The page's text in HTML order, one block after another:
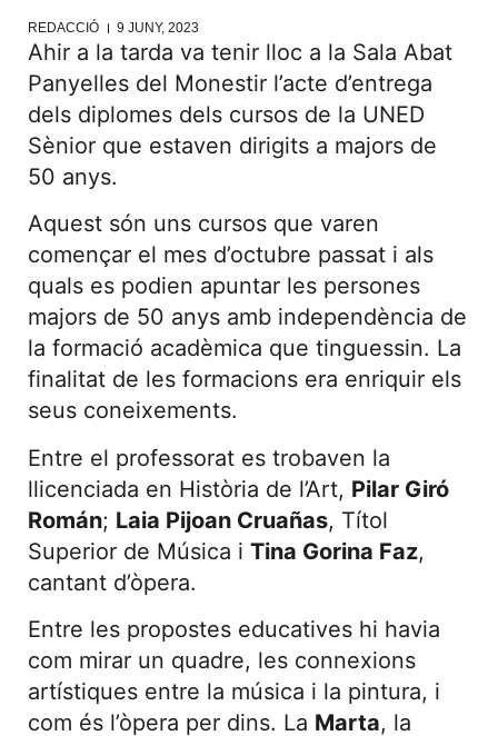
REDACCIÓ 9 JUNY, 2023
Ahir a la tarda va tenir lloc a la Sala Abat
Panyelles del Monestir l’acte d’entrega
dels diplomes dels cursos de la UNED
Sènior que estaven dirigits a majors de
50 anys.
Aquest són uns cursos que varen
començar el mes d’octubre passat i als
quals es podien apuntar les persones
majors de 50 anys amb independència de
la formació acadèmica que tinguessin. La
finalitat de les formacions era enriquir els
seus coneixements.
Entre el professorat es trobaven la
llicenciada en Història de l’Art, Pilar Giró
Román; Laia Pijoan Cruañas, Títol
Superior de Música i Tina Gorina Faz,
cantant d’òpera.
Entre les propostes educatives hi havia
com mirar un quadre, les connexions
artístiques entre la música i la pintura, i
com és l’òpera per dins. La Marta, la